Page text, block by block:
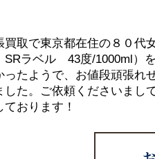
買取で東京都在住の８０
ラベル 43度/1000ml）を
ったようで、お値段頑張れ
した。ご依頼くださいまし
ております！